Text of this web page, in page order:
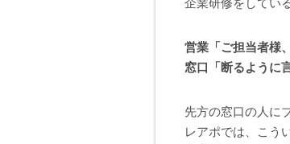
企業研修をしてい
営業「ご担当者様
窓口「断るように
先方の窓口の人に
レアポでは、こう